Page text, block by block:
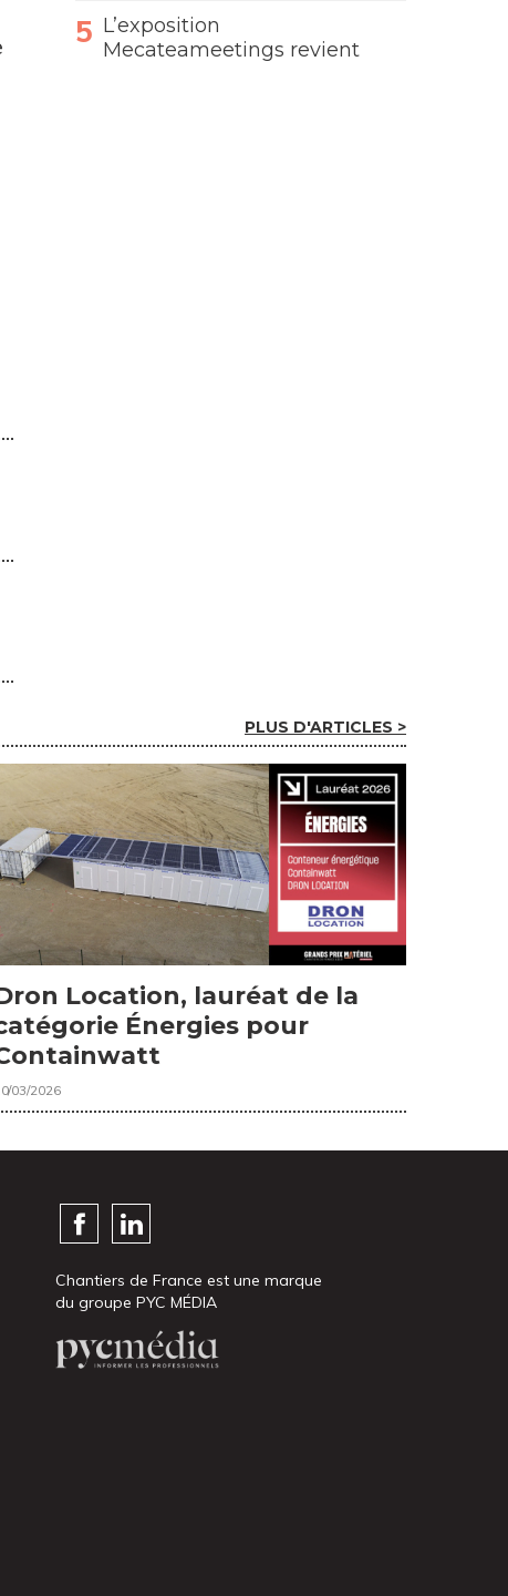
L’exposition
Mecateameetings revient
PLUS D'ARTICLES >
Location, lauréat de la
Énergies pour
03/2026
Chantiers de France est une marque
du groupe PYC MÉDIA